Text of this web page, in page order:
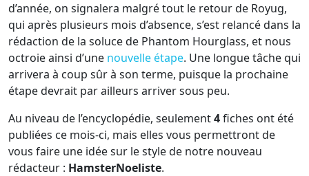
d’année, on signalera malgré tout le retour de Royug,
qui après plusieurs mois d’absence, s’est relancé dans la
rédaction de la soluce de Phantom Hourglass, et nous
octroie ainsi d’une nouvelle étape. Une longue tâche qui
arrivera à coup sûr à son terme, puisque la prochaine
étape devrait par ailleurs arriver sous peu.
Au niveau de l’encyclopédie, seulement4fiches ont été
publiées ce mois-ci, mais elles vous permettront de
vous faire une idée sur le style de notre nouveau
rédacteur : HamsterNoeliste.